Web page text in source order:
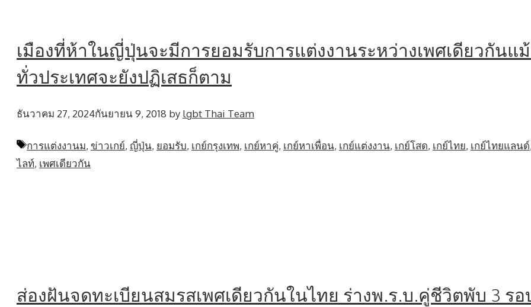
เมืองที่ห้าในญี่ปุ่นจะมีการยอมรับการแต่งงานระหว่างเพศเดียวกันแ
ทั่วประเทศจะยังปฏิเสธก็ตาม
ธันวาคม 27, 2024กันยายน 9, 2018 by lgbt Thai Team
Tags
การแต่งงานม, ข่าวเกย์, ญี่ปุ่น, ยอมรับ, เกย์กรุงเทพ, เกย์หาคู่, เกย์หาเพื่อน, เกย์แต่งงาน, เกย์โสด, เกย์ไทย, เกย์ไทยแลนด์
ไลท์, เพศเดียวกัน
ส่องฝันจดทะเบียนสมรสเพศเดียวกันในไทย ร่างพ.ร.บ.คู่ชีวิตพับ 3 รอ